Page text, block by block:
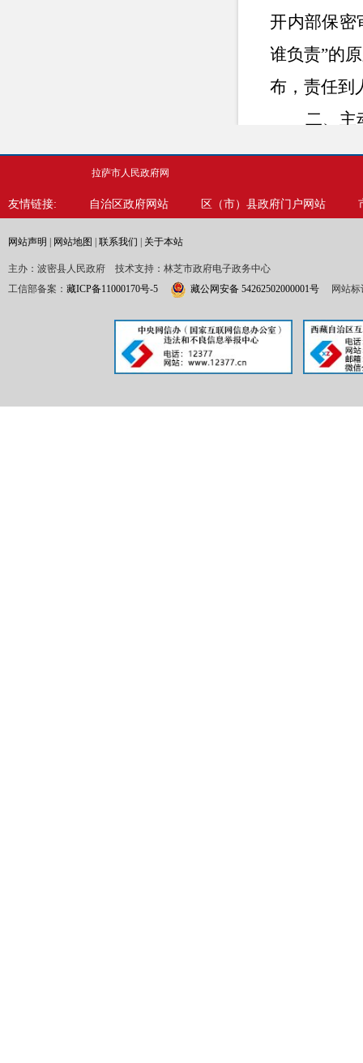
开内部保密
谁负责”的
布，责任到
二、 主
拉萨市人民政府网
友情链接: 自治区政府网站 区（市）县政府门户网站
网站声明 网站地图 联系我们 关于本站
主办：波密县人民政府 技术支持：林芝市政府电子政务中心
工信部备案： 藏ICP备11000170号-5 藏公网安备 54262502000001号 网站标